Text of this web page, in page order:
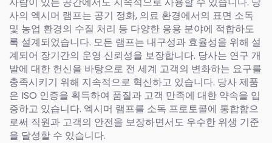
사의 엑시머 램프는 공기 정화, 의료 환경에서의 표면 소독
및 농업 환경의 수질 처리 등 다양한 응용 분야에 적합하도
록 설계되었습니다. 모든 램프는 내구성과 효율성을 위해 설
계되어 장기간의 운영 신뢰성을 보장합니다. 당사는 연구 개
발에 대한 헌신을 바탕으로 전 세계 고객의 변화하는 요구를
충족시키기 위해 지속적으로 혁신하고 있습니다. 당사 제품
은 ISO 인증을 획득하여 품질과 고객 만족에 대한 약속을 입
증하고 있습니다. 엑시머 램프를 소독 프로토콜에 통합함으
로써 직원과 고객의 안전을 보장하면서도 우수한 위생 기준
을 달성할 수 있습니다.